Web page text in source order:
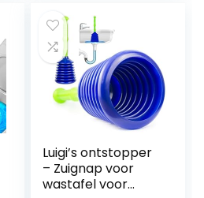
toilet ontstopper
gereedschap voor
het deblokkeren
van badkuip,
afvoer en
Luigi’s ontstopper
– Zuignap voor
wastafel voor